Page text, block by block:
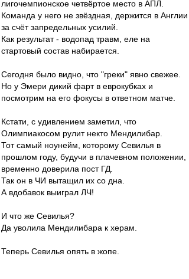
лигочемпионское четвёртое место в АПЛ.
Команда у него не звёздная, держится в Англии
за счёт запредельных усилий.
Как результат - водопад травм, еле на
стартовый состав набирается.
Сегодня было видно, что "греки" явно свежее.
Но у Эмери дикий фарт в еврокубках и
посмотрим на его фокусы в ответном матче.
Кстати, с удивлением заметил, что
Олимпиакосом рулит некто Мендилибар.
Тот самый ноунейм, которому Севилья в
прошлом году, будучи в плачевном положении,
временно доверила пост ГД.
Так он в ЧИ вытащил их со дна.
А вдобавок выиграл ЛЧ!
И что же Севилья?
Да уволила Мендилибара к херам.
Теперь Севилья опять в жопе.